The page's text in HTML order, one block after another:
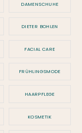
DAMENSCHUHE
DIETER BOHLEN
FACIAL CARE
FRÜHLINGSMODE
HAARPFLEGE
KOSMETIK